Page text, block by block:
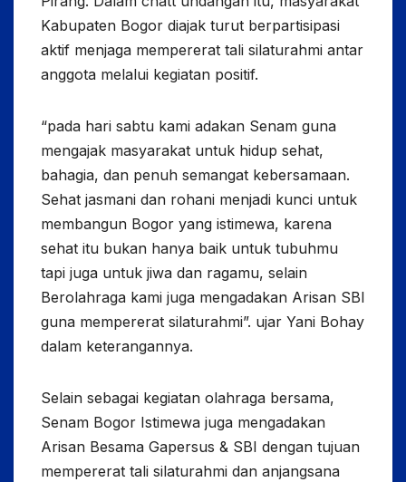
Kabupaten Bogor diajak turut berpartisipasi
aktif menjaga mempererat tali silaturahmi antar
anggota melalui kegiatan positif.
“pada hari sabtu kami adakan Senam guna
mengajak masyarakat untuk hidup sehat,
bahagia, dan penuh semangat kebersamaan.
Sehat jasmani dan rohani menjadi kunci untuk
membangun Bogor yang istimewa, karena
sehat itu bukan hanya baik untuk tubuhmu
tapi juga untuk jiwa dan ragamu, selain
Berolahraga kami juga mengadakan Arisan SBI
guna mempererat silaturahmi”. ujar Yani Bohay
dalam keterangannya.
Selain sebagai kegiatan olahraga bersama,
Senam Bogor Istimewa juga mengadakan
Arisan Besama Gapersus & SBI dengan tujuan
mempererat tali silaturahmi dan anjangsana